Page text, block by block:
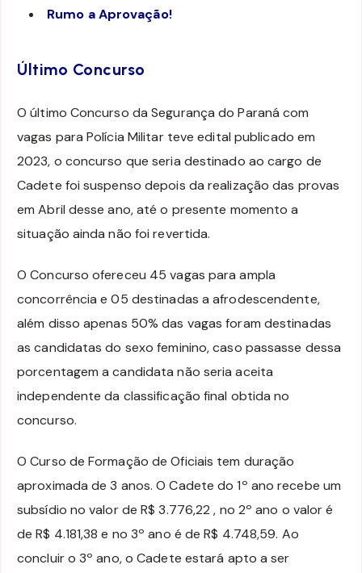
Rumo a Aprovação!
Último Concurso
O último Concurso da Segurança do Paraná com
vagas para Polícia Militar teve edital publicado em
2023, o concurso que seria destinado ao cargo de
Cadete foi suspenso depois da realização das provas
em Abril desse ano, até o presente momento a
situação ainda não foi revertida.
O Concurso ofereceu 45 vagas para ampla
concorrência e 05 destinadas a afrodescendente,
além disso apenas 50% das vagas foram destinadas
as candidatas do sexo feminino, caso passasse dessa
porcentagem a candidata não seria aceita
independente da classificação final obtida no
concurso.
O Curso de Formação de Oficiais tem duração
aproximada de 3 anos. O Cadete do 1º ano recebe um
subsídio no valor de R$ 3.776,22 , no 2º ano o valor é
de R$ 4.181,38 e no 3º ano é de R$ 4.748,59. Ao
concluir o 3º ano, o Cadete estará apto a ser